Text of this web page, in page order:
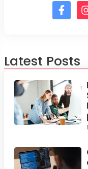
Latest Posts